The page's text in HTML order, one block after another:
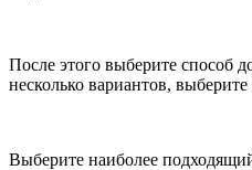
После этого выберите способ
несколько вариантов,
Выберите наиболее